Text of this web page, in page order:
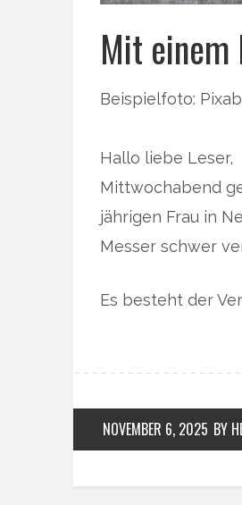
Mit einem
Beispielfoto:
Hallo liebe Leser,
Mittwochabend
jährigen Frau in
Messer schwer
Es besteht der
NOVEMBER 6, 2025 BY